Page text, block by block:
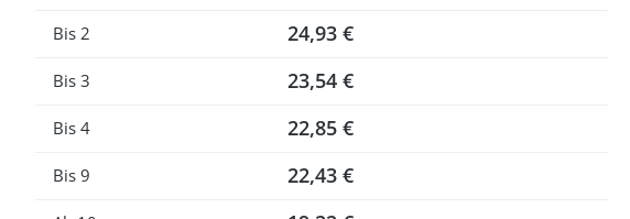
Bis2 24,93 €
Bis3 23,54 €
Bis4 22,85 €
Bis9 22,43 €